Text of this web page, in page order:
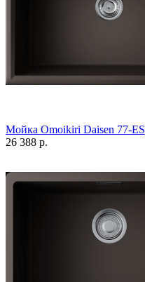
Мойка Omoikiri Daisen 77-ES
26 388 р.